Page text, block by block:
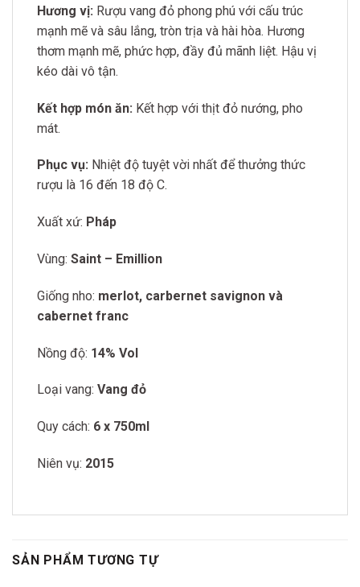
Hương vị: Rượu vang đỏ phong phú với cấu trúc
mạnh mẽ và sâu lắng, tròn trịa và hài hòa. Hương
thơm mạnh mẽ, phức hợp, đầy đủ mãnh liệt. Hậu vị
kéo dài vô tận.
Kết hợp món ăn: Kết hợp với thịt đỏ nướng, pho
mát.
Phục vụ: Nhiệt độ tuyệt vời nhất để thưởng thức
rượu là 16 đến 18 độ C.
Xuất xứ: Pháp
Vùng: Saint – Emillion
Giống nho: merlot, carbernet savignon và
cabernet franc
Nồng độ: 14% Vol
Loại vang: Vang đỏ
Quy cách: 6 x 750ml
Niên vụ: 2015
SẢN PHẨM TƯƠNG TỰ